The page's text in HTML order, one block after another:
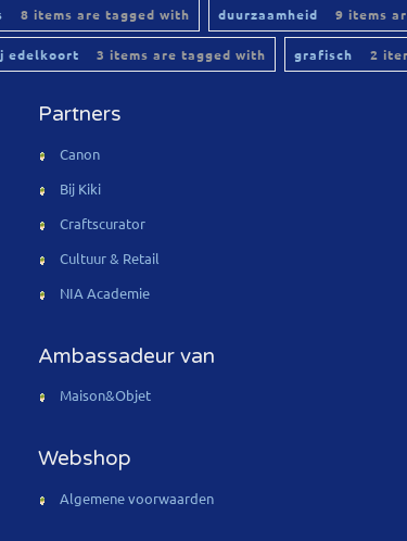
8 items are tagged with duurzaamheid 9 items
edelkoort 3 items are tagged with grafisch 2
Partners
Canon
Bij Kiki
Craftscurator
Cultuur & Retail
NIA Academie
Ambassadeur van
Maison&Objet
Webshop
Algemene voorwaarden